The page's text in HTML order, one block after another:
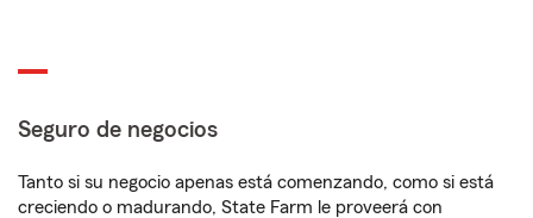
Seguro de negocios
Tanto si su negocio apenas está comenzando, como si está
creciendo o madurando, State Farm le proveerá con